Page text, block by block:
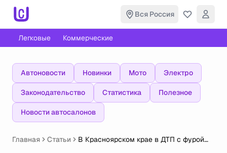
Вся Россия
Легковые Коммерческие
Автоновости Новинки Мото Электро
Законодательство Статистика Полезное
Новости автосалонов
Главная Статьи
В Красноярском крае в ДТП с фурой